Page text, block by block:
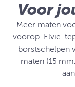
Voor
Meer maten
voorop. Elvie-
borstschelpen
maten (15